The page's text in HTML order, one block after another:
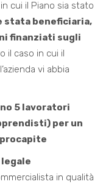
cui il Piano sia stato
stata beneficiaria,
finanziati sugli
il caso in cui il
vi abbia
5 lavoratori
per un
in qualità